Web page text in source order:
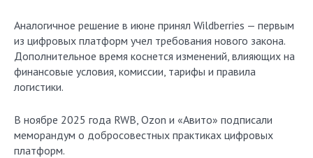
Аналогичное решение в июне принял Wildberries — первым
из цифровых платформ учел требования нового закона.
Дополнительное время коснется изменений, влияющих на
финансовые условия, комиссии, тарифы и правила
логистики.
В ноябре 2025 года RWB, Ozon и «Авито» подписали
меморандум о добросовестных практиках цифровых
платформ.